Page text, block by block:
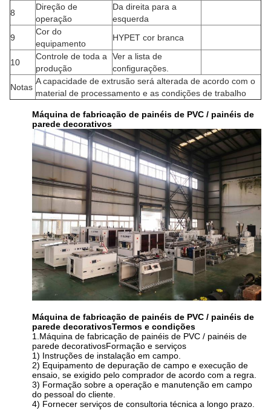
8
Direção de
operação
Da direita para a
esquerda
9
Cor do
equipamento
HYPET cor branca
10
Controle de toda a
produção
Ver a lista de
configurações.
Notas
A capacidade de extrusão será alterada de acordo com o
material de processamento e as condições de trabalho
Máquina de fabricação de painéis de PVC / painéis de
parede decorativos
Máquina de fabricação de painéis de PVC / painéis de
parede decorativosTermos e condições
1.Máquina de fabricação de painéis de PVC / painéis de
parede decorativosFormação e serviços
1) Instruções de instalação em campo.
2) Equipamento de depuração de campo e execução de
ensaio, se exigido pelo comprador de acordo com a regra.
3) Formação sobre a operação e manutenção em campo
do pessoal do cliente.
4) Fornecer serviços de consultoria técnica a longo prazo.